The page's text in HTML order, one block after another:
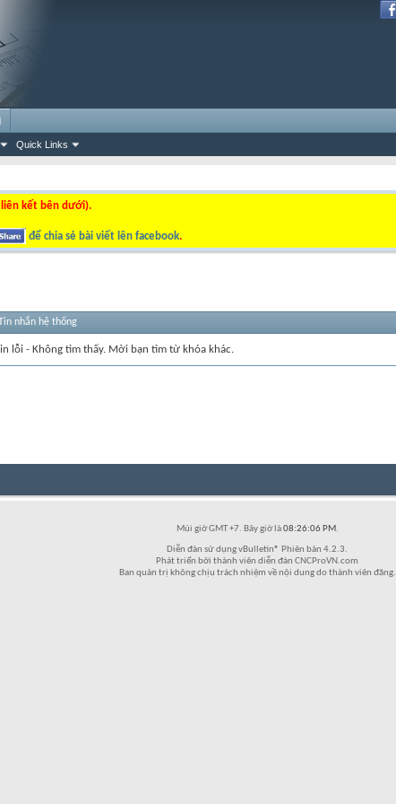
Quick Links
liên kết bên dưới).
để chia sẻ bài viết lên facebook.
nhắn hệ thống
lỗi - Không tìm thấy. Mời bạn tìm từ khóa khác.
Múi giờ GMT +7. Bây giờ là08:26:06 PM.
Diễn đàn sử dụng vBulletin® Phiên bản 4.2.3.
Phát triển bởi thành viên diễn đàn CNCProVN.com
Ban quản trị không chịu trách nhiệm về nội dung do thành viên đăng.